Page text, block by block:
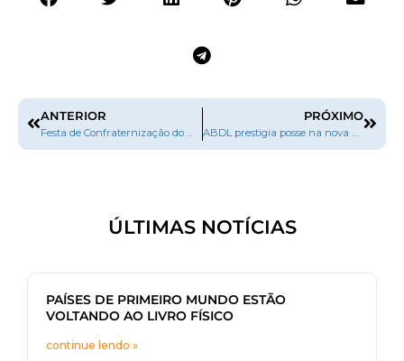
ANTERIOR PRÓXIMO
ÚLTIMAS NOTÍCIAS
PAÍSES DE PRIMEIRO MUNDO ESTÃO
VOLTANDO AO LIVRO FÍSICO
continue lendo »